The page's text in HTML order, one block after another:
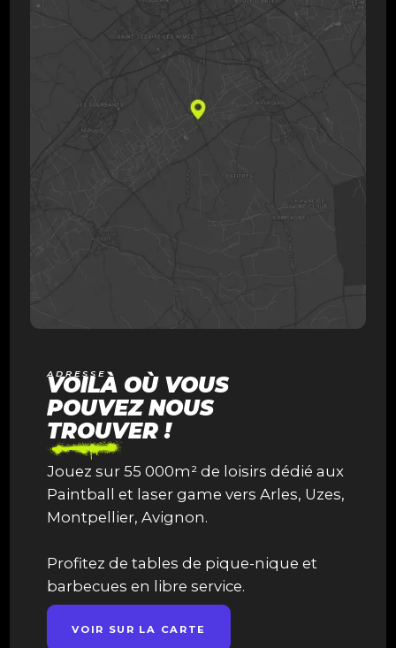
ADRESSE
VOILÀ OÙ VOUS
POUVEZ NOUS
TROUVER !
Jouez sur 55 000m² de loisirs dédié aux
Paintball et laser game vers Arles, Uzes,
Montpellier, Avignon.
Profitez de tables de pique-nique et
barbecues en libre service.
VOIR SUR LA CARTE